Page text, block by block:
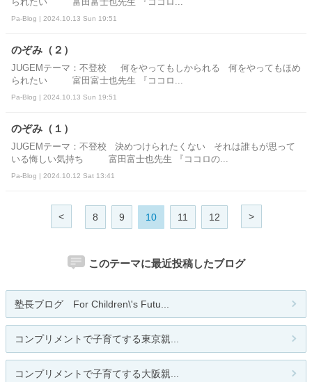
Pa-Blog | 2024.10.13 Sun 19:51
のぞみ（２）
JUGEMテーマ：不登校 何をやってもしかられる 何をやってもほめ
られたい 富田富士也先生 『ココロ...
Pa-Blog | 2024.10.13 Sun 19:51
のぞみ（１）
JUGEMテーマ：不登校 決めつけられたくない それは誰もが思って
いる悔しい気持ち 富田富士也先生 『ココロの...
Pa-Blog | 2024.10.12 Sat 13:41
< 8 9 10 11 12 >
このテーマに最近投稿したブログ
塾長ブログ For Children\'s Futu...
コンプリメントで子育てする東京親...
コンプリメントで子育てする大阪親...